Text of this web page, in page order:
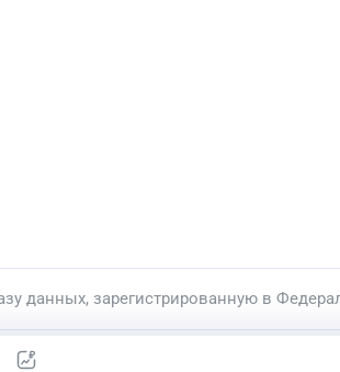
данных, зарегистрированную в